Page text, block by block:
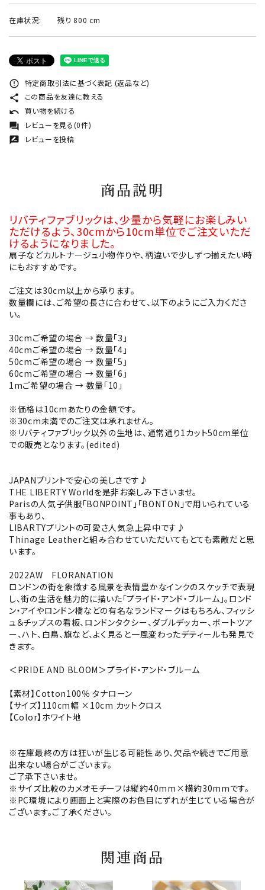
在庫状況: 残り 800 cm
error_outline 特定商取引法に基づく表記 (返品など)
share この商品を友達に教える
undo 買い物を続ける
forum レビューを見る(0件)
rate_review レビューを投稿
商品説明
リバティファブリックは、少量から気軽にお楽しみい
ただけるよう、30cmから10cm単位でご注文いただ
けるようになりました。
扇子などカルトナージュ小物作りや、柄違いで少しずつ揃えたい時
にもおすすめです。
ご注文は30cm以上から承ります。
数量欄には、ご希望の長さに合わせて、以下のようにご入力くださ
い。
30cmご希望の場合 → 数量「3」
40cmご希望の場合 → 数量「4」
50cmご希望の場合 → 数量「5」
60cmご希望の場合 → 数量「6」
1mご希望の場合 → 数量「10」
※価格は10cmあたりの金額です。
※30cm未満でのご注文は承れません。
※リバティファブリック以外の生地は、通常通り1カット50cm単位
での販売となります。(edited)
JAPANプリントで安心の美しさです♪
THE LIBERTY Worldを是非お楽しみ下さいませ。
Parisの人気子供服「BONPOINT」「BONTON」で用いられている
事もあり、
LIBARTYプリントの可愛さ人気急上昇中です♪
Thinage Leatherと組み合わせていただいてもとても素敵だと思
います。
2022AW FLORANATION
ロンドンの街を象徴する風景を表情豊かなインクのスケッチで表現
し、街の生活を魅力的に描いた「プライド・アンド・ブルーム」。ロンド
ン・アイやロンドン橋などの有名なランドマークはもちろん、フィッシ
ュ＆チップスの看板、ロンドンタクシー、ダブルデッカー、ボートツア
ー、ハト、白鳥、旗など、よく見ると一風変わったデティールも発見で
きます。
＜PRIDE AND BLOOM＞プライド・アンド・ブルーム
【素材】Cotton100％ タナローン
【サイズ】110cm幅 ×10cm カットクロス
【Color】ホワイト地
※在庫最終の方は狂いが生じる可能性あり、欠品や続きでご用意
出来ない場合がございます。
ご了承下さいませ。
※サイズ比較のカメオモチーフは縦約40mm×横約30mmです。
※PC環境により画面上と実際のお色目にずれが生じている場合が
ございます。ご了承ください。
関連商品